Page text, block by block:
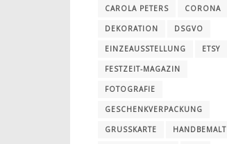
CAROLA PETERS CORONA
DEKORATION DSGVO
EINZEAUSSTELLUNG ETSY
FESTZEIT-MAGAZIN
FOTOGRAFIE
GESCHENKVERPACKUNG
GRUSSKARTE HANDBEMALT